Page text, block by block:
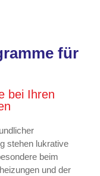
für
bei Ihren
stehen lukrative
beim
und der